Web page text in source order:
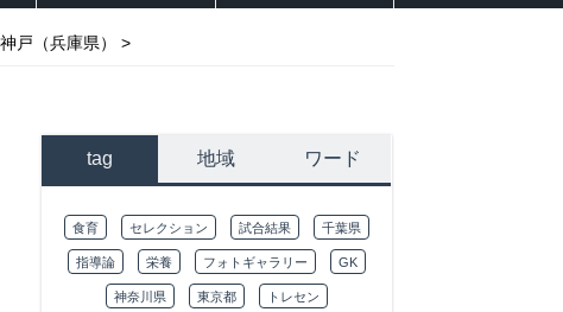
戸（兵庫県）
tag 地域 ワード
食育 セレクション 試合結果 千葉県
指導論 栄養 フォトギャラリー GK
神奈川県 東京都 トレセン